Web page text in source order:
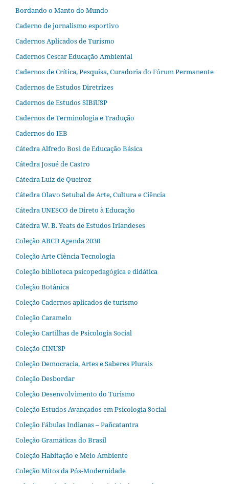
Bordando o Manto do Mundo
Caderno de jornalismo esportivo
Cadernos Aplicados de Turismo
Cadernos Cescar Educação Ambiental
Cadernos de Crítica, Pesquisa, Curadoria do Fórum Permanente
Cadernos de Estudos Diretrizes
Cadernos de Estudos SIBiUSP
Cadernos de Terminologia e Tradução
Cadernos do IEB
Cátedra Alfredo Bosi de Educação Básica
Cátedra Josué de Castro
Cátedra Luiz de Queiroz
Cátedra Olavo Setubal de Arte, Cultura e Ciência
Cátedra UNESCO de Direto à Educação
Cátedra W. B. Yeats de Estudos Irlandeses
Coleção ABCD Agenda 2030
Coleção Arte Ciência Tecnologia
Coleção biblioteca psicopedagógica e didática
Coleção Botânica
Coleção Cadernos aplicados de turismo
Coleção Caramelo
Coleção Cartilhas de Psicologia Social
Coleção CINUSP
Coleção Democracia, Artes e Saberes Plurais
Coleção Desbordar
Coleção Desenvolvimento do Turismo
Coleção Estudos Avançados em Psicologia Social
Coleção Fábulas Indianas – Pañcatantra
Coleção Gramáticas do Brasil
Coleção Habitação e Meio Ambiente
Coleção Mitos da Pós-Modernidade